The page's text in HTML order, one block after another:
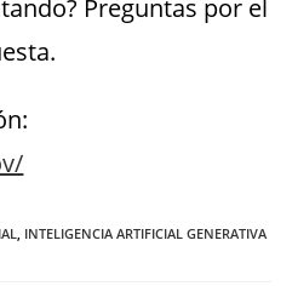
Preguntas por el
, INTELIGENCIA ARTIFICIAL GENERATIVA